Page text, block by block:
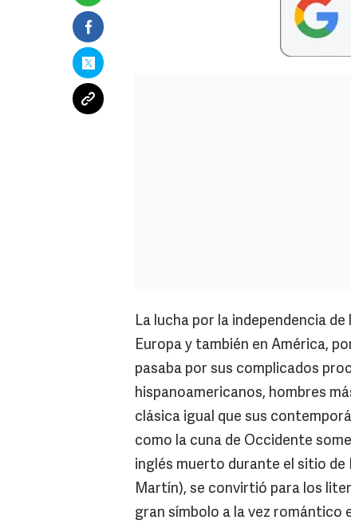
La lucha por la independencia
Europa y también en América,
pasaba por sus complicados
hispanoamericanos, hombres
clásica igual que sus
como la cuna de Occidente
inglés muerto durante el sitio de
Martín), se convirtió para los
gran símbolo a la vez romántico